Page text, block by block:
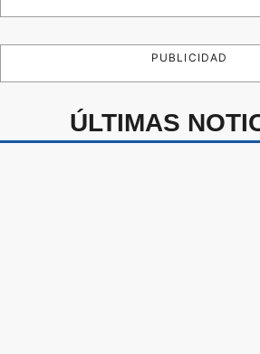
PUBLICIDAD
ÚLTIMAS